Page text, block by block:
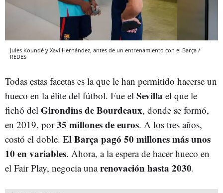
Jules Koundé y Xavi Hernández, antes de un entrenamiento con el Barça /
REDES
Todas estas facetas es la que le han permitido hacerse un
hueco en la élite del fútbol. Fue el Sevilla el que le
fichó del Girondins de Bourdeaux, donde se formó,
en 2019, por35 millones de euros. A los tres años,
costó el doble. El Barça pagó 50 millones más unos
10 en variables. Ahora, a la espera de hacer hueco en
el Fair Play, negocia unarenovación hasta 2030.